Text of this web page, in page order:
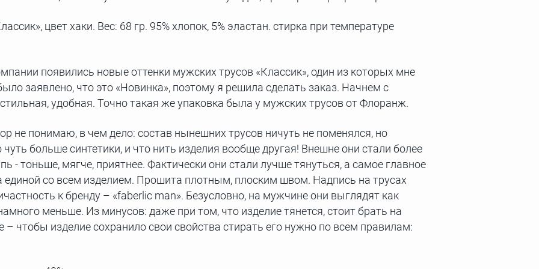
цвет хаки. Вес: 68 гр. 95% хлопок, 5% эластан. стирка при температуре
появились новые оттенки мужских трусов «Классик», один из которых мне
заявлено, что это «Новинка», поэтому я решила сделать заказ. Начнем с
удобная. Точно такая же упаковка была у мужских трусов от Флоранж.
не понимаю, в чем дело: состав нынешних трусов ничуть не поменялся, но
больше синтетики, и что нить изделия вообще другая! Внешне они стали более
тоньше, мягче, приятнее. Фактически они стали лучше тянуться, а самое главное
единой со всем изделием. Прошита плотным, плоским швом. Надпись на трусах
к бренду – «faberlic man». Безусловно, на мужчине они выглядят как
меньше. Из минусов: даже при том, что изделие тянется, стоит брать на
чтобы изделие сохранило свои свойства стирать его нужно по всем правилам: